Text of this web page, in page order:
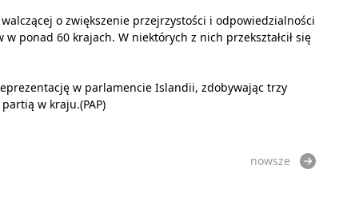
o zwiększenie przejrzystości i odpowiedzialności
ponad 60 krajach. W niektórych z nich przekształcił się
w parlamencie Islandii, zdobywając trzy
w kraju.(PAP)
nowsze